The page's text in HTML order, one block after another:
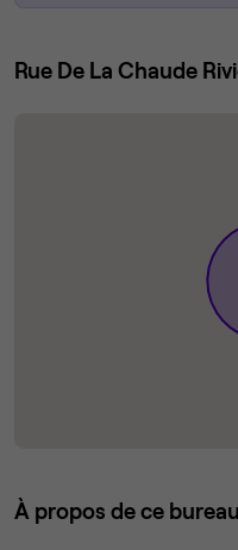
Rue De La Chaude
À propos de ce bureau